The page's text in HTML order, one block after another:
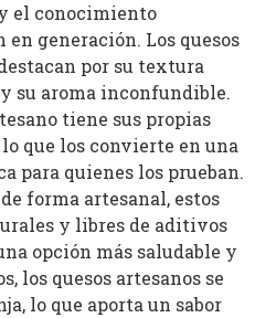
el conocimiento
generación. Los quesos
por su textura
su aroma inconfundible.
tiene sus propias
que los convierte en una
para quienes los prueban.
forma artesanal, estos
y libres de aditivos
opción más saludable y
los quesos artesanos se
lo que aporta un sabor